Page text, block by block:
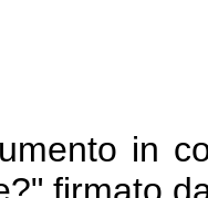
in